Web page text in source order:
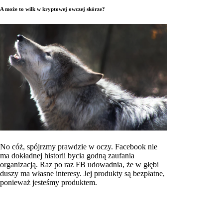
A może to wilk w kryptowej owczej skórze?
No cóż, spójrzmy prawdzie w oczy. Facebook nie
ma dokładnej historii bycia godną zaufania
organizacją. Raz po raz FB udowadnia, że ​​w głębi
duszy ma własne interesy. Jej produkty są bezpłatne,
ponieważ jesteśmy produktem.